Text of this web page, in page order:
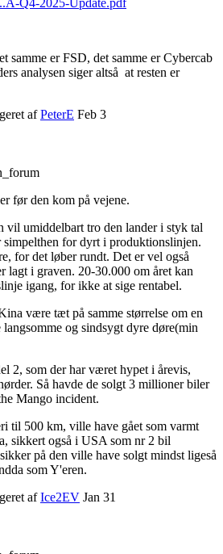
Q4-2025-Update.pdf
samme er FSD, det samme er Cybercab
analysen siger altså at resten er
afPeterE Feb 3
før den kom på vejene.
vil umiddelbart tro den lander i styk tal
simpelthen for dyrt i produktionslinjen.
for det løber rundt. Det er vel også
lagt i graven. 20-30.000 om året kan
igang, for ikke at sige rentabel.
være tæt på samme størrelse om en
og sindsygt dyre døre(min
2, som der har været hypet i årevis,
Så havde de solgt 3 millioner biler
Mango incident.
til 500 km, ville have gået som varmt
sikkert også i USA som nr 2 bil
på den ville have solgt mindst ligeså
som Y'eren.
afIce2EV Jan 31